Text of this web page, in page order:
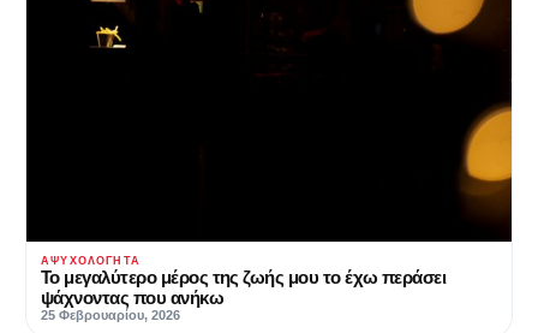
ΑΨΥΧΟΛΌΓΗΤΑ
Το μεγαλύτερο μέρος της ζωής μου το έχω περάσει
ψάχνοντας που ανήκω
25 Φεβρουαρίου, 2026